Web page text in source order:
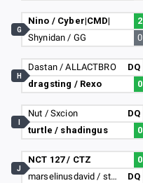
Nino / Cyber|CMD|
2
Shynidan / GG
0
G
Dastan / ALLACTBRO
DQ
dragsting / Rexo
0
H
Nut / Sxcion
DQ
turtle / shadingus
0
NCT 127 / CTZ
0
marselinusdavid / stev131
DQ
J